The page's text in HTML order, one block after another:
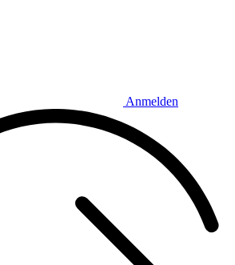
Anmelden